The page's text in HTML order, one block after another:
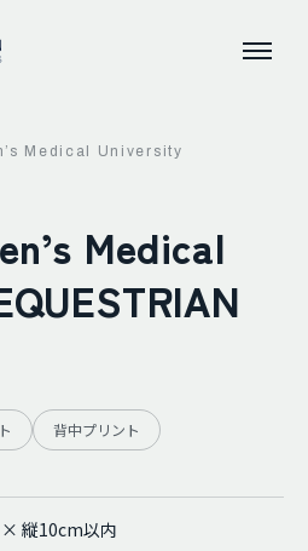
Medical University
Medical
背中プリント
縦10cm以内